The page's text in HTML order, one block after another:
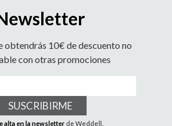
obtendrás 10€ de descuento no
con otras promociones
SUSCRIBIRME
alta en la newsletter de Weddell.